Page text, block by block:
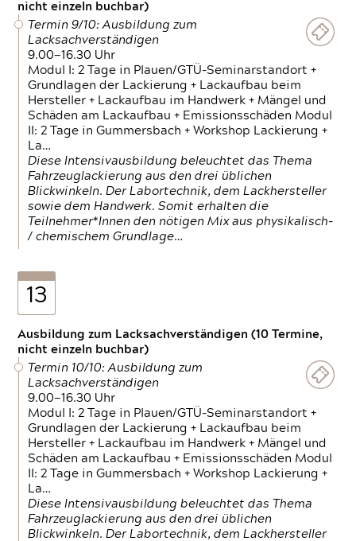
nicht einzeln buchbar)
Termin 9/10: Ausbildung zum
Lacksachverständigen
9.00—16.30 Uhr
Modul I: 2 Tage in Plauen/GTÜ-Seminarstandort +
Grundlagen der Lackierung + Lackaufbau beim
Hersteller + Lackaufbau im Handwerk + Mängel und
Schäden am Lackaufbau + Emissionsschäden Modul
II: 2 Tage in Gummersbach + Workshop Lackierung +
La…
Diese Intensivausbildung beleuchtet das Thema
Fahrzeuglackierung aus den drei üblichen
Blickwinkeln. Der Labortechnik, dem Lackhersteller
sowie dem Handwerk. Somit erhalten die
Teilnehmer*Innen den nötigen Mix aus physikalisch-
/ chemischem Grundlage…
13
Ausbildung zum Lacksachverständigen (10 Termine,
nicht einzeln buchbar)
Termin 10/10: Ausbildung zum
Lacksachverständigen
9.00—16.30 Uhr
Modul I: 2 Tage in Plauen/GTÜ-Seminarstandort +
Grundlagen der Lackierung + Lackaufbau beim
Hersteller + Lackaufbau im Handwerk + Mängel und
Schäden am Lackaufbau + Emissionsschäden Modul
II: 2 Tage in Gummersbach + Workshop Lackierung +
La…
Diese Intensivausbildung beleuchtet das Thema
Fahrzeuglackierung aus den drei üblichen
Blickwinkeln. Der Labortechnik, dem Lackhersteller